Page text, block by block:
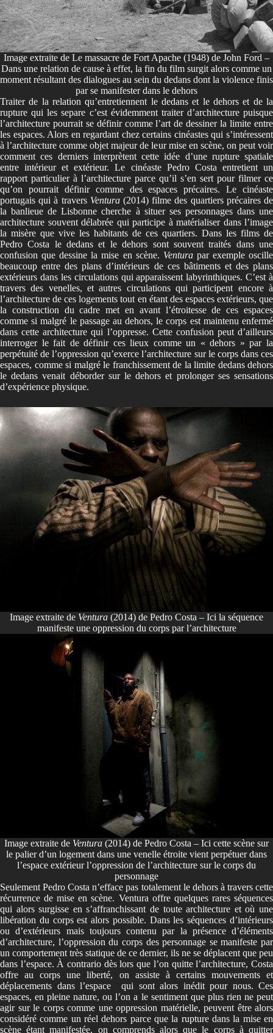
Image extraite de Le massacre de Fort Apache (1948) de John Ford –
Dans une relation de cause à effet, la fin du film surgit alors comme un
moment résultant des dialogues au sein du dedans dont la violence finis
par se manifester dans le dehors
Traiter de la relation qu’entretiennent le dedans et le dehors et de la
rupture qui les separe c’est évidemment traiter d’architecture puisque
l’architecture pourrait se définir comme l’art de dessiner la limite entre
les espaces. Alors en regardant chez certains cinéastes qui s’intéressent
à l’architecture comme objet majeur de leur mise en scène, on peut voir
comment ces derniers interprètent cette idée d’une rupture spatiale
entre intérieur et extérieur. Le cinéaste Pedro Costa entretient un
rapport particulier à l’architecture parce qu’il s’en sert pour filmer ce
qu’on pourrait définir comme des espaces précaires. Le cinéaste
portugais qui à travers Ventura(2014) filme des quartiers précaires de
la banlieue de Lisbonne cherche à situer ses personnages dans une
architecture souvent délabrée qui participe à matérialiser dans l’image
la misère que vive les habitants de ces quartiers. Dans les films de
Pedro Costa le dedans et le dehors sont souvent traités dans une
confusion que dessine la mise en scène. Venturapar exemple oscille
beaucoup entre des plans d’intérieurs de ces bâtiments et des plans
extérieurs dans les circulations qui apparaissent labyrinthiques. C’est à
travers des venelles, et autres circulations qui participent encore à
l’architecture de ces logements tout en étant des espaces extérieurs, que
la construction du cadre met en avant l’étroitesse de ces espaces
comme si malgré le passage au dehors, le corps est maintenu enfermé
dans cette architecture qui l’oppresse. Cette confusion peut d’ailleurs
interroger le fait de définir ces lieux comme un « dehors » par la
perpétuité de l’oppression qu’exerce l’architecture sur le corps dans ces
espaces, comme si malgré le franchissement de la limite dedans dehors
le dedans venait déborder sur le dehors et prolonger ses sensations
d’expérience physique.
Image extraite de Ventura (2014) de Pedro Costa – Ici la séquence
manifeste une oppression du corps par l’architecture
Image extraite de Ventura (2014) de Pedro Costa – Ici cette scène sur
le palier d’un logement dans une venelle étroite vient perpétuer dans
l’espace extérieur l’oppression de l’architecture sur le corps du
personnage
Seulement Pedro Costa n’efface pas totalement le dehors à travers cette
récurrence de mise en scène. Ventura offre quelques rares séquences
qui alors surgisse en s’affranchissant de toute architecture et où une
libération du corps est alors possible. Dans les séquences d’intérieurs
ou d’extérieurs mais toujours contenu par la présence d’éléments
d’architecture, l’oppression du corps des personnage se manifeste par
un comportement très statique de ce dernier, ils ne se déplacent que peu
dans l’espace. À contrario dès lors que l’on quitte l’architecture, Costa
offre au corps une liberté, on assiste à certains mouvements et
déplacements dans l’espace qui sont alors inédit pour nous. Ces
espaces, en pleine nature, ou l’on a le sentiment que plus rien ne peut
agir sur le corps comme une oppression matérielle, peuvent être alors
considéré comme un réel dehors parce que la rupture dans la mise en
scène étant manifestée, on comprends alors que le corps à quitter